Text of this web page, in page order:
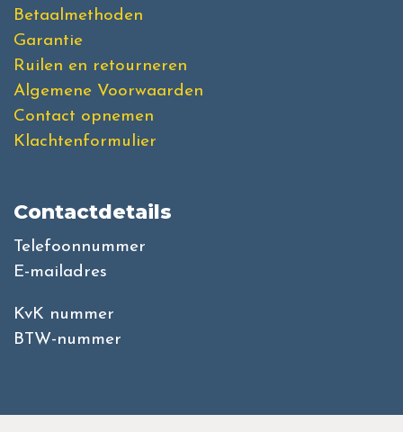
Betaalmethoden
Garantie
Ruilen en retourneren
Algemene Voorwaarden
Contact opnemen
Klachtenformulier
Contactdetails
Telefoonnummer
E-mailadres
KvK nummer
BTW-nummer